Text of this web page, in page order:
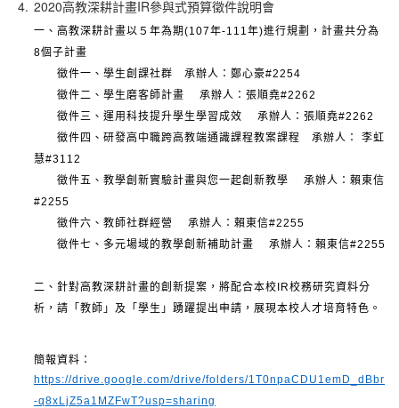
4. 2020高教深耕計畫IR參與式預算徵件說明會
一、高教深耕計畫以５年為期(107年-111 年)進行規劃，計畫共分為
8個子計畫
徵件一、學生創課社群 承辦人：鄭心豪#2254
徵件二、學生磨客師計畫
承辦人：張順堯#2262
徵件三、運用科技提升學生學習成效
承辦人：張順堯#2262
徵件四、研發高中職跨高教端通識課程教案課程 承辦人：
李虹
慧#3112
徵件五、教學創新實驗計畫與您一起創新教學
承辦人：賴東信
#2255
徵件六、教師社群經營
承辦人：賴東信#2255
徵件七、多元場域的教學創新補助計畫
承辦人：賴東信#2255
二、針對高教深耕計畫的創新提案，將配合本校IR校務研究資料分
析，請「教師」及「學生」踴躍提出申請，展現本校人才培育特色。
簡報資料：
https://drive.google.com/drive/folders/1T0npaCDU1emD_dBbr
-q8xLjZ5a1MZFwT?usp=sharing